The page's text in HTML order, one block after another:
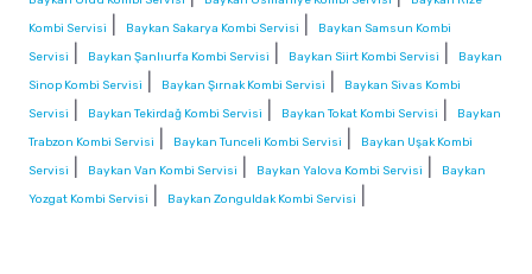
Kombi Servisi
Baykan Sakarya Kombi Servisi
Baykan Samsun Kombi
Servisi
Baykan Şanlıurfa Kombi Servisi Baykan Siirt Kombi Servisi
Baykan
Sinop Kombi Servisi
Baykan Şırnak Kombi Servisi
Baykan Sivas Kombi
Servisi
Baykan Tekirdağ Kombi Servisi Baykan Tokat Kombi Servisi
Baykan
Trabzon Kombi Servisi
Baykan Tunceli Kombi Servisi
Baykan Uşak Kombi
Servisi
Baykan Van Kombi Servisi Baykan Yalova Kombi Servisi
Baykan
Yozgat Kombi Servisi
Baykan Zonguldak Kombi Servisi